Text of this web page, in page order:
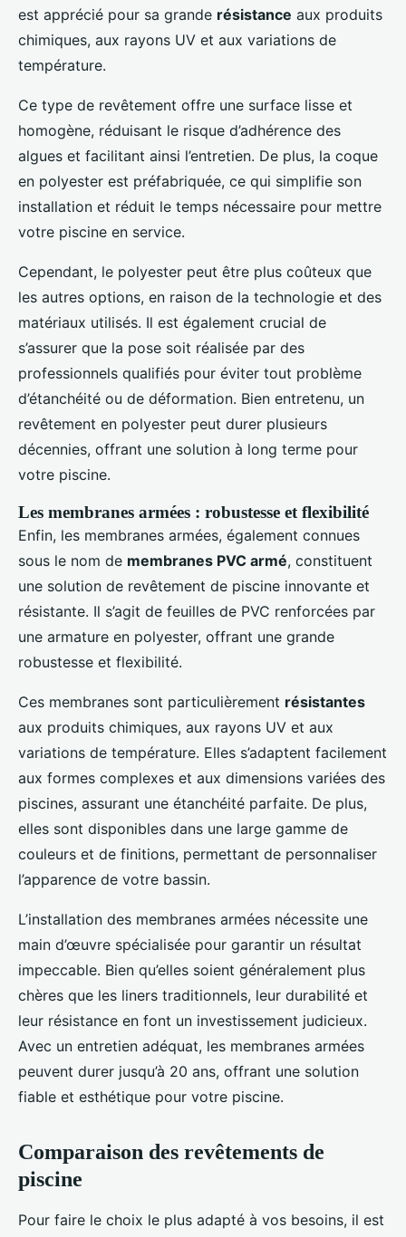
est apprécié pour sa grande résistance aux produits
chimiques, aux rayons UV et aux variations de
température.
Ce type de revêtement offre une surface lisse et
homogène, réduisant le risque d’adhérence des
algues et facilitant ainsi l’entretien. De plus, la coque
en polyester est préfabriquée, ce qui simplifie son
installation et réduit le temps nécessaire pour mettre
votre piscine en service.
Cependant, le polyester peut être plus coûteux que
les autres options, en raison de la technologie et des
matériaux utilisés. Il est également crucial de
s’assurer que la pose soit réalisée par des
professionnels qualifiés pour éviter tout problème
d’étanchéité ou de déformation. Bien entretenu, un
revêtement en polyester peut durer plusieurs
décennies, offrant une solution à long terme pour
votre piscine.
Les membranes armées : robustesse et flexibilité
Enfin, les membranes armées, également connues
sous le nom de membranes PVC armé, constituent
une solution de revêtement de piscine innovante et
résistante. Il s’agit de feuilles de PVC renforcées par
une armature en polyester, offrant une grande
robustesse et flexibilité.
Ces membranes sont particulièrement résistantes
aux produits chimiques, aux rayons UV et aux
variations de température. Elles s’adaptent facilement
aux formes complexes et aux dimensions variées des
piscines, assurant une étanchéité parfaite. De plus,
elles sont disponibles dans une large gamme de
couleurs et de finitions, permettant de personnaliser
l’apparence de votre bassin.
L’installation des membranes armées nécessite une
main d’œuvre spécialisée pour garantir un résultat
impeccable. Bien qu’elles soient généralement plus
chères que les liners traditionnels, leur durabilité et
leur résistance en font un investissement judicieux.
Avec un entretien adéquat, les membranes armées
peuvent durer jusqu’à 20 ans, offrant une solution
fiable et esthétique pour votre piscine.
Comparaison des revêtements de
piscine
Pour faire le choix le plus adapté à vos besoins, il est